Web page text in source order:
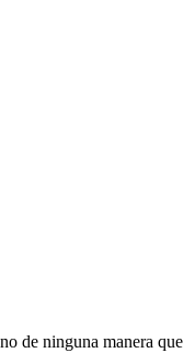
de ninguna manera que